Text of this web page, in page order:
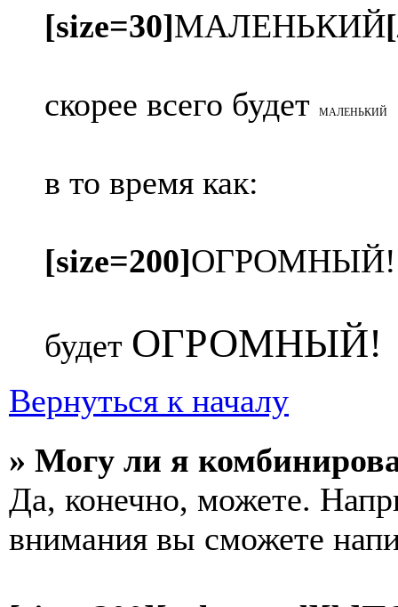
[size=30]МАЛЕНЬКИЙ
скорее всего будет МАЛЕНЬКИЙ
в то время как:
[size=200]ОГРОМНЫЙ!
будет ОГРОМНЫЙ!
Вернуться к началу
» Могу ли я
Да, конечно, можете.
внимания вы сможете